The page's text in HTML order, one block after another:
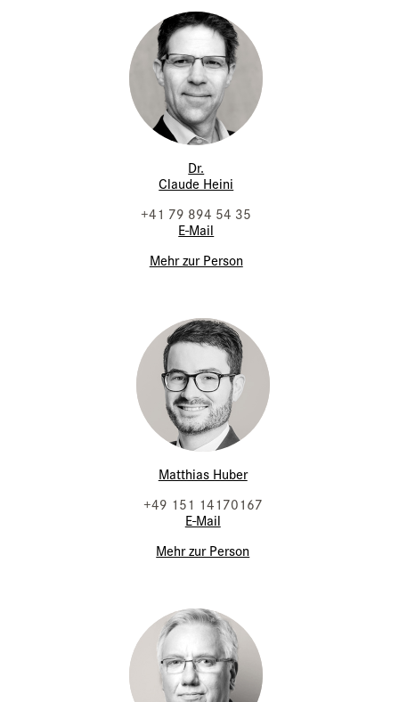
Dr.
Claude Heini
+41 79 894 54 35
E-Mail
Mehr zur Person
Matthias Huber
+49 151 14170167
E-Mail
Mehr zur Person